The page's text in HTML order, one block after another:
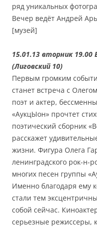
ряд уникальных
Вечер ведёт Андрей
[музей]
15.01.13 вторник 19.00
(Лиговский 10)
Первым громким
станет встреча с
поэт и актер,
«АукцЫон» прочтет
поэтический сборник
расскажет
жизни. Фигура Олега
ленинградского рок-н-
многих песен группы
Именно благодаря ему
стали тем
собой сейчас.
серьезные режиссеры,